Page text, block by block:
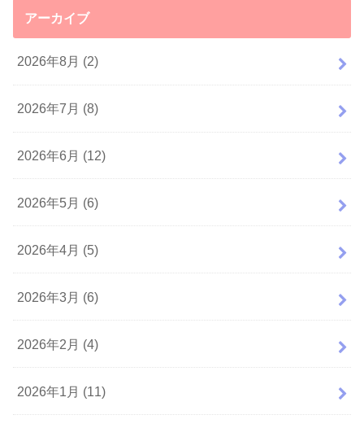
アーカイブ
2026年8月 (2)
2026年7月 (8)
2026年6月 (12)
2026年5月 (6)
2026年4月 (5)
2026年3月 (6)
2026年2月 (4)
2026年1月 (11)